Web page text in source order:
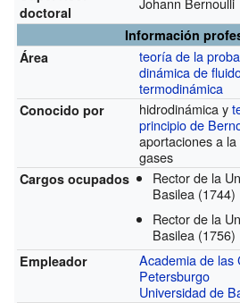
doctoral
Información
Área
teoría de la
dinámica de
termodinámica
Conocido por hidrodinámica y
principio de
aportaciones a
gases
Cargos ocupados
Rector de la
Basilea (1744)
Rector de la
Basilea (1756)
Empleador
Academia de las
Petersburgo
Universidad de